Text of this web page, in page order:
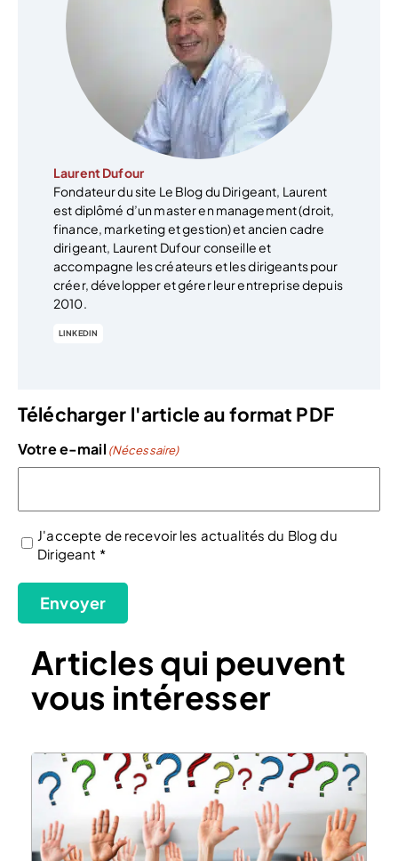
Laurent Dufour
Fondateur du site Le Blog du Dirigeant, Laurent
est diplômé d’un master en management (droit,
finance, marketing et gestion) et ancien cadre
dirigeant, Laurent Dufour conseille et
accompagne les créateurs et les dirigeants pour
créer, développer et gérer leur entreprise depuis
2010.
LINKEDIN
Télécharger l'article au format PDF
Votre e-mail (Nécessaire)
(Nécessaire)
J'accepte de recevoir les actualités du Blog du
Dirigeant *
Envoyer
Articles qui peuvent
vous intéresser